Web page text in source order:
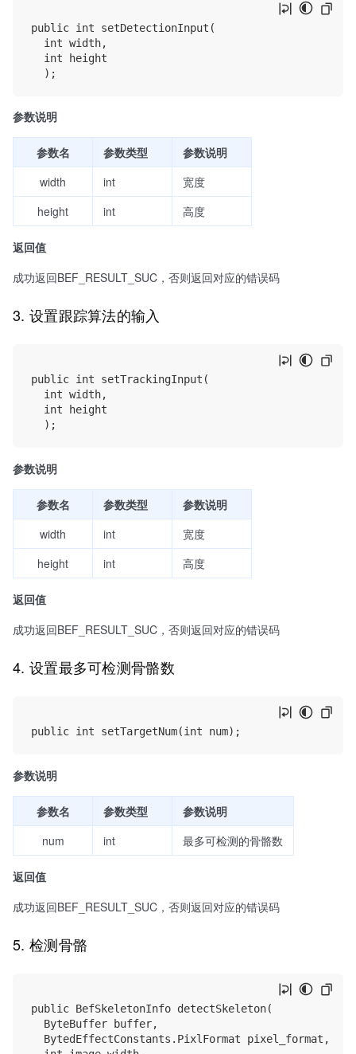
public int setDetectionInput(
  int width,
参数说明
参数名 参数类型
参数说明
width
int
宽度
height
int 高度
返回值
成功返回BEF_RESULT_SUC，否则返回对应的错误码
3. 设置跟踪算法的输入
public int setTrackingInput(
参数说明
参数名 参数类型
参数说明
width
int
宽度
height
int 高度
返回值
成功返回BEF_RESULT_SUC，否则返回对应的错误码
4. 设置最多可检测骨骼数
参数说明
参数名 参数类型
参数说明
num
int 最多可检测的骨骼数
返回值
成功返回BEF_RESULT_SUC，否则返回对应的错误码
5. 检测骨骼
public BefSkeletonInfo detectSkeleton(